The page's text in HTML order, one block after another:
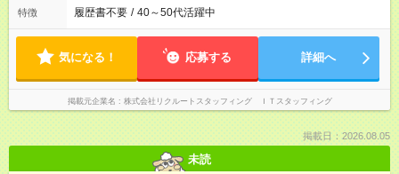
特徴 履歴書不要 / 40～50代活躍中
気になる！ 応募する 詳細へ
掲載元企業名 株式会社リクルートスタッフィング ＩＴスタッフィング
掲載日：2026.08.05
未読